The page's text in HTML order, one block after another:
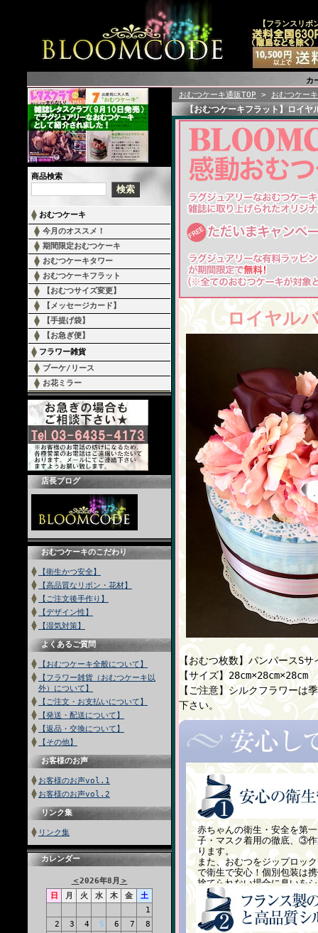
【フランスリ
カ
商品検索
おむつケーキ
今月のオススメ！
期間限定おむつケーキ
おむつケーキタワー
おむつケーキフラット
【おむつサイズ変更】
【メッセージカード】
【手提げ袋】
【お急ぎ便】
フラワー雑貨
ブーケ/リース
お花ミラー
店長ブログ
おむつケーキのこだわり
【衛生かつ安全】
【高品質なリボン・花材】
【ご注文後手作り】
【デザイン性】
【湿気対策】
よくあるご質問
【おむつケーキ全般について】
【フラワー雑貨（おむつケーキ以
外）について】
【ご注文・お支払いについて】
【発送・配送について】
【返品・交換について】
【その他】
お客様のお声
お客様のお声vol.1
お客様のお声vol.2
リンク集
リンク集
カレンダー
＜2026年8月 ＞
日
月 火 水 木 金
土
1
2
3 4 5 6 7
8
おむつケーキ通販TOP > おむつケーキ
【おむつケーキフラット】ロイ
ロイヤル
【おむつ枚数】パンパースS
【サイズ】28cm×28cm×28cm
【ご注意】シルクフラワーは
下さい。
赤ちゃんの衛生・安全を第
子・マスク着用の徹底、③
ります。
また、おむつをジップロッ
で衛生で安心！個別包装は
捨てられない場合に臭いを
声も頂いております。